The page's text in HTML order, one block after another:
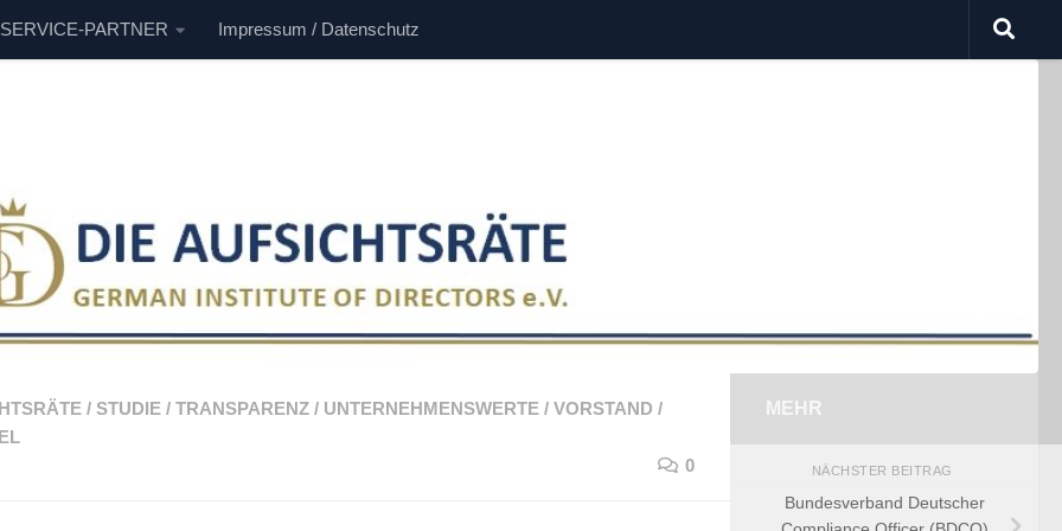
PARTNER Impressum / Datenschutz
/ STUDIE / TRANSPARENZ / UNTERNEHMENSWERTE / VORSTAND /
0
MEHR
NÄCHSTER BEITRAG
Bundesverband Deutscher